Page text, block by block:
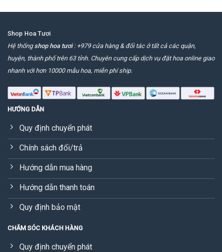
Shop Hoa Tươi
Hệ thống shop hoa tươi: +979 cửa hàng & đối tác ở tất cả các quận,
huyện, thành phố trên 63 tỉnh. Chuyên cung cấp dịch vụ đặt hoa online giao
nhanh với hơn 10000 mẫu hoa, miễn phí ship.
HƯỚNG DẪN
Quy định chuyển phát
Chính sách đổi/trả
Hướng dẫn mua hàng
Hướng dẫn thanh toán
Quy định bảo mật
CHĂM SÓC KHÁCH HÀNG
Quy định chuyển phát